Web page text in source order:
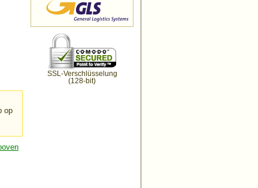
op
SSL-Verschlüsselung
(128-bit)